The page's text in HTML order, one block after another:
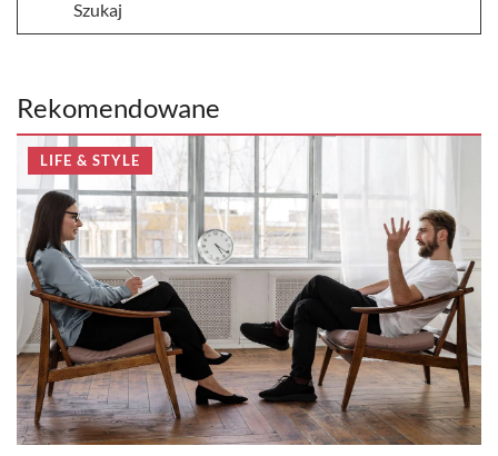
Rekomendowane
LIFE & STYLE